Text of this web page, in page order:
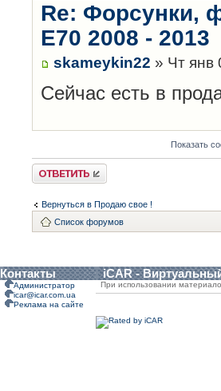
Re: Форсунки,
Е70 2008 - 2013
skameykin22 » Чт янв
Сейчас есть в
Показать
Ответить
Вернуться в Продаю свое !
Список форумов
Контакты iCAR -
Администратор
icar@icar.com.ua
Реклама на сайте
При использовании